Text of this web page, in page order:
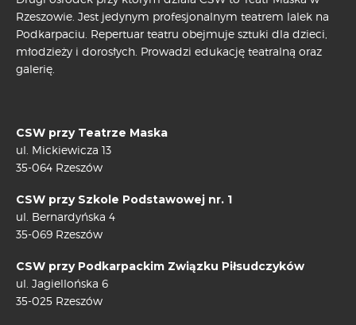
Rzeszowie. Jest jedynym profesjonalnym teatrem lalek na
Podkarpaciu. Repertuar teatru obejmuje sztuki dla dzieci,
młodzieży i dorosłych. Prowadzi edukację teatralną oraz
galerię.
CSW przy Teatrze Maska
ul. Mickiewicza 13
35-064 Rzeszów
CSW przy Szkole Podstawowej nr. 1
ul. Bernardyńska 4
35-069 Rzeszów
CSW przy Podkarpackim Związku Piłsudczyków
ul. Jagiellońska 6
35-025 Rzeszów